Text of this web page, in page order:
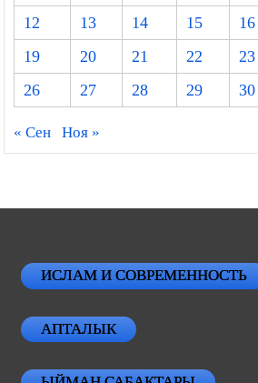
12
13 14 15 16
19
20 21 22 23
26
27 28 29 30
« Сен Ноя »
ИСЛАМ И СОВРЕМЕННОСТЬ
АПТАЛЫК